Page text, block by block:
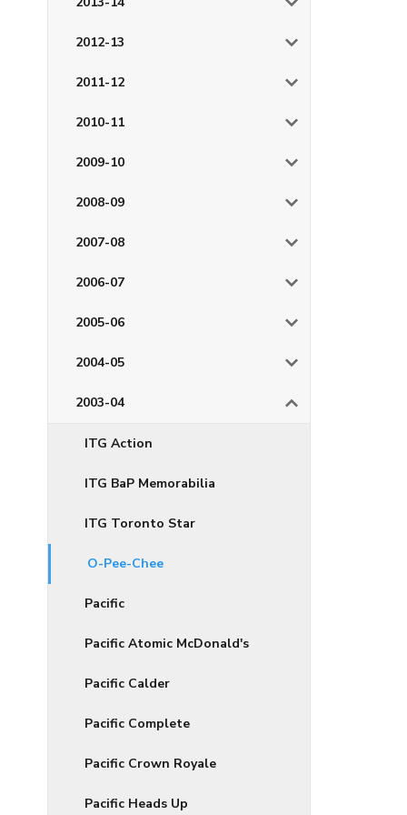
2012-13
2011-12
2010-11
2009-10
2008-09
2007-08
2006-07
2005-06
2004-05
2003-04
ITG Action
ITG BaP Memorabilia
ITG Toronto Star
O-Pee-Chee
Pacific
Pacific Atomic McDonald's
Pacific Calder
Pacific Complete
Pacific Crown Royale
Pacific Heads Up